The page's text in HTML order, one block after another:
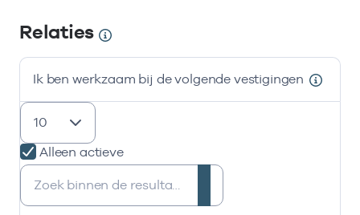
Relaties
Ik ben werkzaam bij de volgende vestigingen
Alleen actieve
Zoeken: